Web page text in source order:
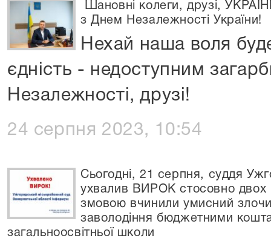
Шановні колеги, друзі,
з Днем Незалежності України!
Нехай наша воля
єдність - недоступним
Незалежності, друзі!
24 серпня 2023, 10:54
Сьогодні, 21 серпня, суддя
ухвалив ВИРОК стосовно двох
змовою вчинили умисний
заволодіння бюджетними
загальноосвітньої школи